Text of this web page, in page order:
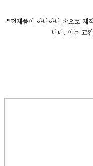
*전제품이 하나하나 손으로 제
니다. 이는 교